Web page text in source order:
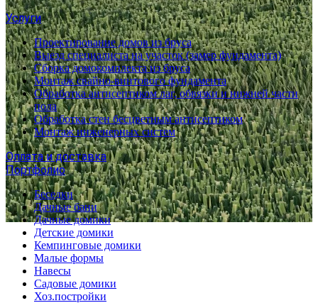
Услуги
Проектирование домов из бруса
Выезд специалиста на участок (замер фундамента)
Сборка домокомплекта из бруса
Монтаж свайно-винтового фундамента
Обработка антисептиком лаг, обвязки и нижней части
пола
Обработка стен бесцветным антисептиком
Монтаж инженерных систем
Оплата и доставка
Портфолио
Беседки
Дачные бани
Дачные домики
Детские домики
Кемпинговые домики
Малые формы
Навесы
Садовые домики
Хоз.постройки